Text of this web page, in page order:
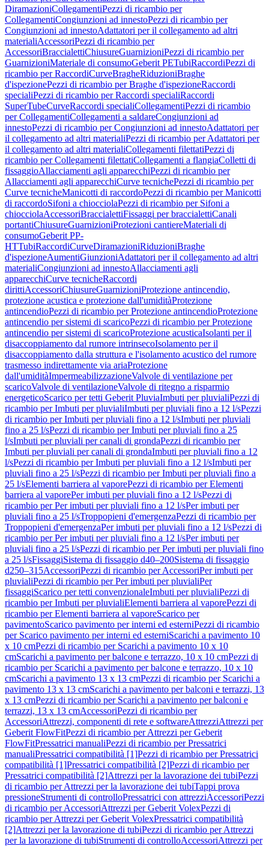
DiramazioniCollegamentiPezzi di ricambio per
CollegamentiCongiunzioni ad innestoPezzi di ricambio per
Congiunzioni ad innestoAdattatori per il collegamento ad altri
materialiAccessoriPezzi di ricambio per
AccessoriBraccialettiChiusureGuarnizioniPezzi di ricambio per
GuarnizioniMateriale di consumoGeberit PETubiRaccordiPezzi di
ricambio per RaccordiCurveBragheRiduzioniBraghe
d'ispezionePezzi di ricambio per Braghe d'ispezioneRaccordi
specialiPezzi di ricambio per Raccordi specialiRaccordi
SuperTubeCurveRaccordi specialiCollegamentiPezzi di ricambio
per CollegamentiCollegamenti a saldareCongiunzioni ad
innestoPezzi di ricambio per Congiunzioni ad innestoAdattatori per
il collegamento ad altri materialiPezzi di ricambio per Adattatori per
il collegamento ad altri materialiCollegamenti filettatiPezzi di
ricambio per Collegamenti filettatiCollegamenti a flangiaColletti di
fissaggioAllacciamenti agli apparecchiPezzi di ricambio per
Allacciamenti agli apparecchiCurve tecnichePezzi di ricambio per
Curve tecnicheManicotti di raccordoPezzi di ricambio per Manicotti
di raccordoSifoni a chiocciolaPezzi di ricambio per Sifoni a
chiocciolaAccessoriBraccialettiFissaggi per braccialettiCanali
portantiChiusureGuarnizioniProtezioni cantiereMateriali di
consumoGeberit PP-
HTTubiRaccordiCurveDiramazioniRiduzioniBraghe
d'ispezioneAumentiGiunzioniAdattatori per il collegamento ad altri
materialiCongiunzioni ad innestoAllacciamenti agli
apparecchiCurve tecnicheRaccordi
dirittiAccessoriChiusureGuarnizioniProtezione antincendio,
protezione acustica e protezione dall'umiditàProtezione
antincendioPezzi di ricambio per Protezione antincendioProtezione
antincendio per sistemi di scaricoPezzi di ricambio per Protezione
antincendio per sistemi di scaricoProtezione acusticaIsolanti per il
disaccoppiamento dal rumore intrinsecoIsolamento per il
disaccoppiamento dalla struttura e l'isolamento acustico del rumore
trasmesso indirettamente via ariaProtezione
dall'umiditàImpermeabilizzazioneValvole di ventilazione per
scaricoValvole di ventilazioneValvole di ritegno a risparmio
energeticoScarico per tetti Geberit PluviaImbuti per pluvialiPezzi di
ricambio per Imbuti per pluvialiImbuti per pluviali fino a 12 l/sPezzi
di ricambio per Imbuti per pluviali fino a 12 l/sImbuti per pluviali
fino a 25 l/sPezzi di ricambio per Imbuti per pluviali fino a 25
l/sImbuti per pluviali per canali di grondaPezzi di ricambio per
Imbuti per pluviali per canali di grondaImbuti per pluviali fino a 12
l/sPezzi di ricambio per Imbuti per pluviali fino a 12 l/sImbuti per
pluviali fino a 25 l/sPezzi di ricambio per Imbuti per pluviali fino a
25 l/sElementi barriera al vaporePezzi di ricambio per Elementi
barriera al vaporePer imbuti per pluviali fino a 12 l/sPezzi di
ricambio per Per imbuti per pluviali fino a 12 l/sPer imbuti per
pluviali fino a 25 l/sTroppopieni d'emergenzaPezzi di ricambio per
Troppopieni d'emergenzaPer imbuti per pluviali fino a 12 l/sPezzi di
ricambio per Per imbuti per pluviali fino a 12 l/sPer imbuti per
pluviali fino a 25 l/sPezzi di ricambio per Per imbuti per pluviali fino
a 25 l/sFissaggiSistema di fissaggio d40–200Sistema di fissaggio
d250–315AccessoriPezzi di ricambio per AccessoriPer imbuti per
pluvialiPezzi di ricambio per Per imbuti per pluvialiPer
fissaggiScarico per tetti convenzionaleImbuti per pluvialiPezzi di
ricambio per Imbuti per pluvialiElementi barriera al vaporePezzi di
ricambio per Elementi barriera al vaporeScarico per
pavimentoScarico pavimento per interni ed esterniPezzi di ricambio
per Scarico pavimento per interni ed esterniScarichi a pavimento 10
x 10 cmPezzi di ricambio per Scarichi a pavimento 10 x 10
cmScarichi a pavimento per balcone e terrazzo, 10 x 10 cmPezzi di
ricambio per Scarichi a pavimento per balcone e terrazzo, 10 x 10
cmScarichi a pavimento 13 x 13 cmPezzi di ricambio per Scarichi a
pavimento 13 x 13 cmScarichi a pavimento per balconi e terrazzi, 13
x 13 cmPezzi di ricambio per Scarichi a pavimento per balconi e
terrazzi, 13 x 13 cmAccessoriPezzi di ricambio per
AccessoriAttrezzi, componenti di rete e softwareAttrezziAttrezzi per
Geberit FlowFitPezzi di ricambio per Attrezzi per Geberit
FlowFitPressatrici manualiPezzi di ricambio per Pressatrici
manualiPressatrici compatibilità [1]Pezzi di ricambio per Pressatrici
compatibilità [1]Pressatrici compatibilità [2]Pezzi di ricambio per
Pressatrici compatibilità [2]Attrezzi per la lavorazione dei tubiPezzi
di ricambio per Attrezzi per la lavorazione dei tubiTappi prova
pressioneStrumenti di controlloPressatrici con attrezziAccessoriPezzi
di ricambio per AccessoriAttrezzi per Geberit VolexPezzi di
ricambio per Attrezzi per Geberit VolexPressatrici compatibilità
[2]Attrezzi per la lavorazione di tubiPezzi di ricambio per Attrezzi
per la lavorazione di tubiStrumenti di controlloAccessoriAttrezzi per